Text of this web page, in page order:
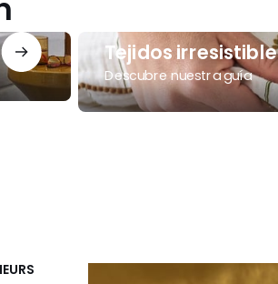
Tejidos
Descubre nuestra guía
Tejidos
irresistibles